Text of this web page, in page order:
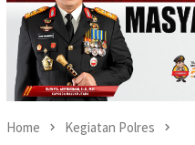
Home Kegiatan Polres